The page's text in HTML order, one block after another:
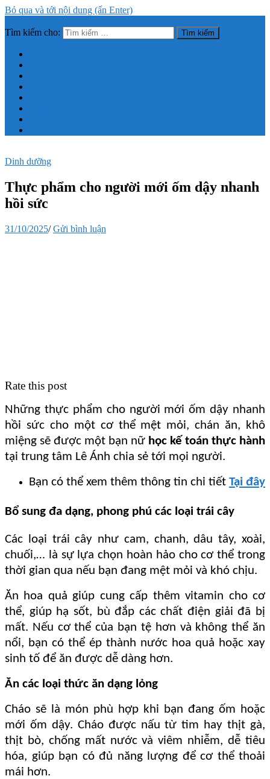
Bỏ qua và tới nội dung (ấn Enter)
Trang thông tin tổng hợp về sức khỏe, làm đẹp
Tìm kiếm cho:
Dinh dưỡng
Thực phẩm cho người mới ốm dậy nhanh
hồi sức
31/10/2025/Gửi bình luận
Rate this post
Những thực phẩm cho người mới ốm dậy nhanh
hồi sức cho một cơ thể mệt mỏi, chán ăn, khô
miệng sẽ được một bạn nữ học kế toán thực hành
tại trung tâm Lê Ánh chia sẻ tới mọi người.
Bạn có thể xem thêm thông tin chi tiết Tại đây
Bổ sung đa dạng, phong phú các loại trái cây
Các loại trái cây như cam, chanh, dâu tây, xoài,
chuối,… là sự lựa chọn hoàn hảo cho cơ thể trong
thời gian qua nếu bạn đang mệt mỏi và khó chịu.
Ăn hoa quả giúp cung cấp thêm vitamin cho cơ
thể, giúp hạ sốt, bù đắp các chất điện giải đã bị
mất. Nếu cơ thể của bạn tệ hơn và không thể ăn
nổi, bạn có thể ép thành nước hoa quả hoặc xay
sinh tố để ăn được dễ dàng hơn.
Ăn các loại thức ăn dạng lỏng
Cháo sẽ là món phù hợp khi bạn đang ốm hoặc
mới ốm dậy. Cháo được nấu từ tim hay thịt gà,
thịt bò, chống mất nước và viêm nhiễm, dễ tiêu
hóa, giúp bạn có đủ năng lượng để cơ thể thoải
mái hơn.